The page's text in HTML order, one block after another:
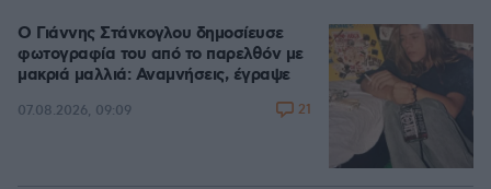
Ο Γιάννης Στάνκογλου δημοσίευσε
φωτογραφία του από το παρελθόν με
μακριά μαλλιά: Αναμνήσεις, έγραψε
07.08.2026, 09:09 21